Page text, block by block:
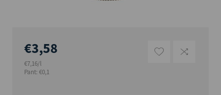
€3,58
€7,16/l
Pant: €0,1